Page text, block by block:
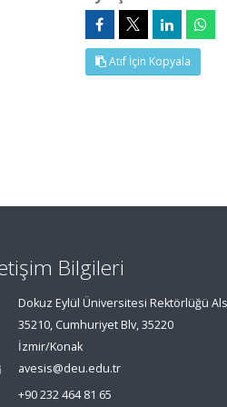
Atıf İçin Kopyala
Bilgileri
Dokuz Eylül Üniversitesi Rektörlüğü
35210, Cumhuriyet Blv, 35220
İzmir/Konak
avesis@deu.edu.tr
+90 232 464 81 65